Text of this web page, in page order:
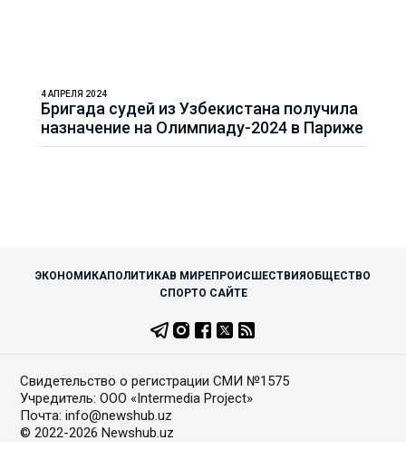
Бригада судей из Узбекистана получила
назначение на Олимпиаду-2024 в Париже
4 АПРЕЛЯ 2024
ЭКОНОМИКАПОЛИТИКАВ МИРЕПРОИСШЕСТВИЯ ОБЩЕСТВО
СПОРТО САЙТЕ
Свидетельство о регистрации СМИ №1575
Учредитель: ООО «Intermedia Project»
Почта: info@newshub.uz
© 2022-2026 Newshub.uz